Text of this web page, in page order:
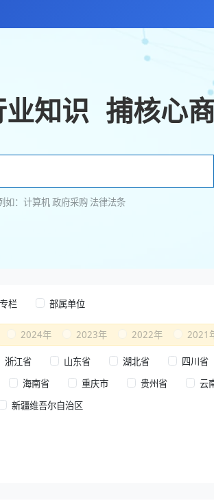
知识 捕核心
如：计算机 政府采购 法律法条
栏 部属单位
2024年 2023年 2022年 2021
浙江省 山东省 湖北省 四川省
海南省 重庆市 贵州省 云
新疆维吾尔自治区